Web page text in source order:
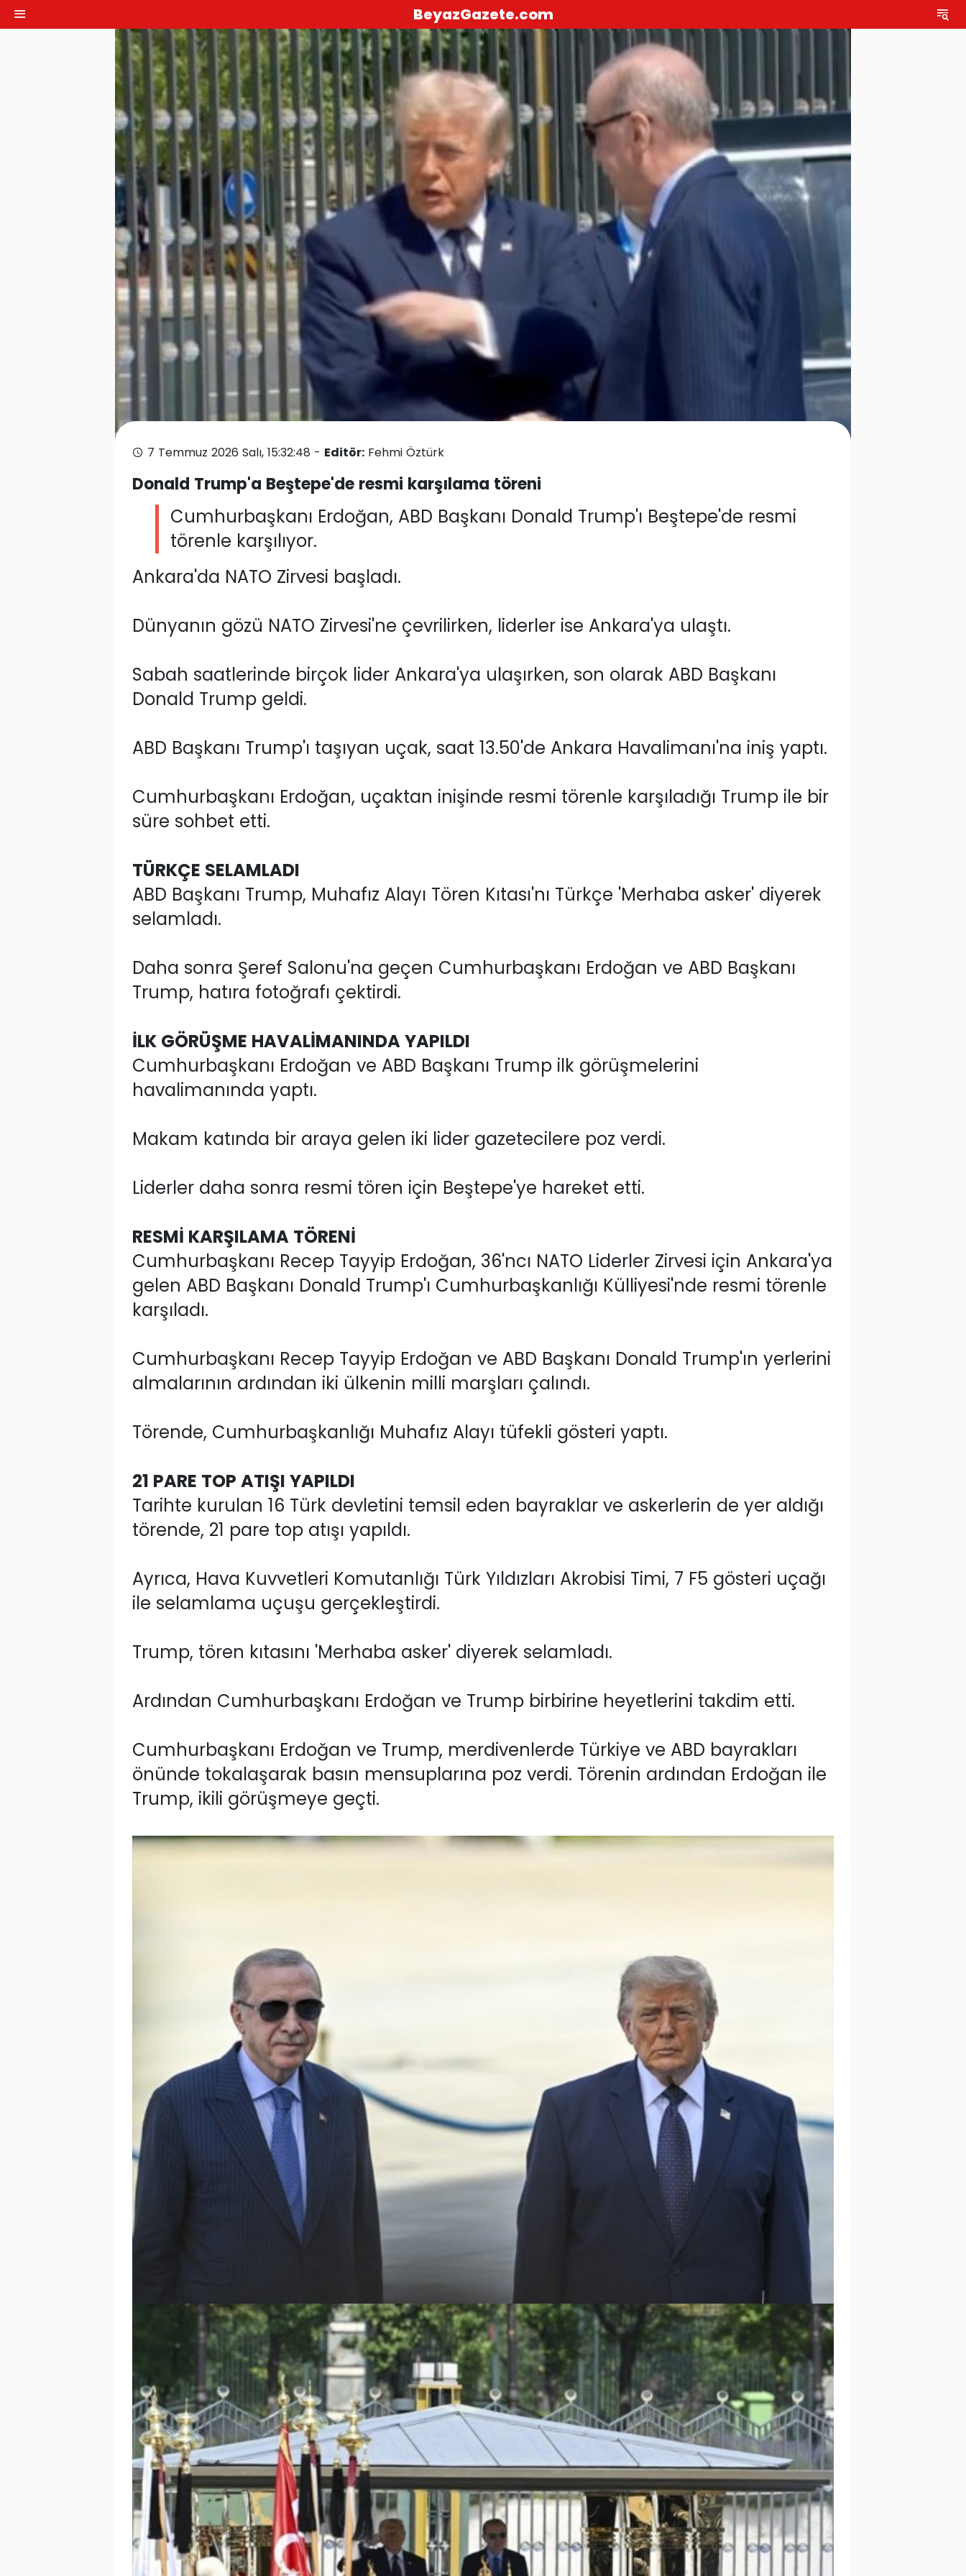
BeyazGazete.com
7 Temmuz 2026 Salı, 15:32:48 - Editör: Fehmi Öztürk
Donald Trump'a Beştepe'de resmi karşılama töreni
Cumhurbaşkanı Erdoğan, ABD Başkanı Donald Trump'ı Beştepe'de resmi
törenle karşılıyor.
Ankara'da NATO Zirvesi başladı.
Dünyanın gözü NATO Zirvesi'ne çevrilirken, liderler ise Ankara'ya ulaştı.
Sabah saatlerinde birçok lider Ankara'ya ulaşırken, son olarak ABD Başkanı
Donald Trump geldi.
ABD Başkanı Trump'ı taşıyan uçak, saat 13.50'de Ankara Havalimanı'na iniş yaptı.
Cumhurbaşkanı Erdoğan, uçaktan inişinde resmi törenle karşıladığı Trump ile bir
süre sohbet etti.
TÜRKÇE SELAMLADI
ABD Başkanı Trump, Muhafız Alayı Tören Kıtası'nı Türkçe 'Merhaba asker' diyerek
selamladı.
Daha sonra Şeref Salonu'na geçen Cumhurbaşkanı Erdoğan ve ABD Başkanı
Trump, hatıra fotoğrafı çektirdi.
İLK GÖRÜŞME HAVALİMANINDA YAPILDI
Cumhurbaşkanı Erdoğan ve ABD Başkanı Trump ilk görüşmelerini
havalimanında yaptı.
Makam katında bir araya gelen iki lider gazetecilere poz verdi.
Liderler daha sonra resmi tören için Beştepe'ye hareket etti.
RESMİ KARŞILAMA TÖRENİ
Cumhurbaşkanı Recep Tayyip Erdoğan, 36'ncı NATO Liderler Zirvesi için Ankara'ya
gelen ABD Başkanı Donald Trump'ı Cumhurbaşkanlığı Külliyesi'nde resmi törenle
karşıladı.
Cumhurbaşkanı Recep Tayyip Erdoğan ve ABD Başkanı Donald Trump'ın yerlerini
almalarının ardından iki ülkenin milli marşları çalındı.
Törende, Cumhurbaşkanlığı Muhafız Alayı tüfekli gösteri yaptı.
21 PARE TOP ATIŞI YAPILDI
Tarihte kurulan 16 Türk devletini temsil eden bayraklar ve askerlerin de yer aldığı
törende, 21 pare top atışı yapıldı.
Ayrıca, Hava Kuvvetleri Komutanlığı Türk Yıldızları Akrobisi Timi, 7 F5 gösteri uçağı
ile selamlama uçuşu gerçekleştirdi.
Trump, tören kıtasını 'Merhaba asker' diyerek selamladı.
Ardından Cumhurbaşkanı Erdoğan ve Trump birbirine heyetlerini takdim etti.
Cumhurbaşkanı Erdoğan ve Trump, merdivenlerde Türkiye ve ABD bayrakları
önünde tokalaşarak basın mensuplarına poz verdi. Törenin ardından Erdoğan ile
Trump, ikili görüşmeye geçti.